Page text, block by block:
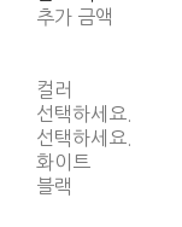
추가 금액
컬러
선택하세요.
선택하세요.
화이트
블랙